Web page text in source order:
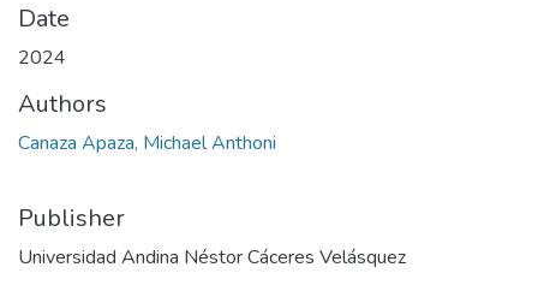
Date
2024
Authors
Canaza Apaza, Michael Anthoni
Publisher
Universidad Andina Néstor Cáceres Velásquez